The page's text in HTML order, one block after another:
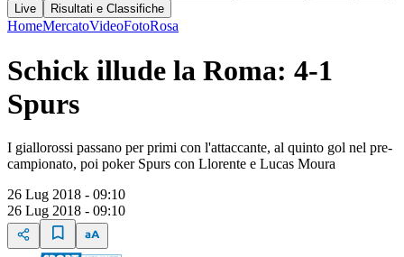
Live
Risultati e Classifiche
HomeMercatoVideoFotoRosa
Schick illude la Roma: 4-1
Spurs
I giallorossi passano per primi con l'attaccante, al quinto gol nel pre-
campionato, poi poker Spurs con Llorente e Lucas Moura
26 Lug 2018 - 09:10
26 Lug 2018 - 09:10